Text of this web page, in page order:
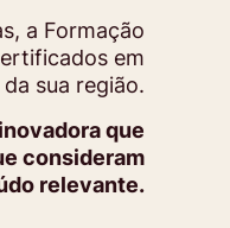
a Formação
em
sua região.
que
consideram
relevante.